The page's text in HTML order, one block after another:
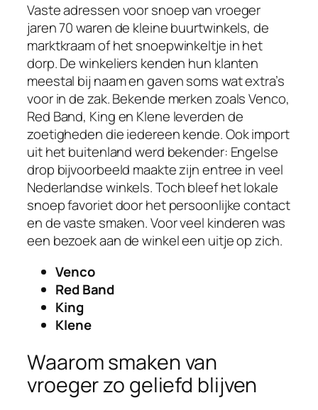
Vaste adressen voor snoep van vroeger
jaren 70 waren de kleine buurtwinkels, de
marktkraam of het snoepwinkeltje in het
dorp. De winkeliers kenden hun klanten
meestal bij naam en gaven soms wat extra’s
voor in de zak. Bekende merken zoals Venco,
Red Band, King en Klene leverden de
zoetigheden die iedereen kende. Ook import
uit het buitenland werd bekender: Engelse
drop bijvoorbeeld maakte zijn entree in veel
Nederlandse winkels. Toch bleef het lokale
snoep favoriet door het persoonlijke contact
en de vaste smaken. Voor veel kinderen was
een bezoek aan de winkel een uitje op zich.
Venco
Red Band
King
Klene
Waarom smaken van
vroeger zo geliefd blijven